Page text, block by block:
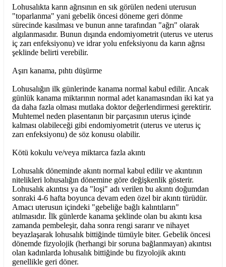
Lohusalıkta karın ağrısının en sık görülen nedeni uterusun
"toparlanma" yani gebelik öncesi döneme geri dönme
sürecinde kasılması ve bunun anne tarafından "ağrı" olarak
algılanmasıdır. Bunun dışında endomiyometrit (uterus ve uterus
iç zarı enfeksiyonu) ve idrar yolu enfeksiyonu da karın ağrısı
şeklinde belirti verebilir.
Aşırı kanama, pıhtı düşürme
Lohusalığın ilk günlerinde kanama normal kabul edilir. Ancak
günlük kanama miktarının normal adet kanamasından iki kat ya
da daha fazla olması mutlaka doktor değerlendirmesi gerektirir.
Muhtemel neden plasentanın bir parçasının uterus içinde
kalması olabileceği gibi endomiyometrit (uterus ve uterus iç
zarı enfeksiyonu) de söz konusu olabilir.
Kötü kokulu ve/veya miktarca fazla akıntı
Lohusalık döneminde akıntı normal kabul edilir ve akıntının
nitelikleri lohusalığın dönemine göre değişkenlik gösterir.
Lohusalık akıntısı ya da "loşi" adı verilen bu akıntı doğumdan
sonraki 4-6 hafta boyunca devam eden özel bir akıntı türüdür.
Amacı uterusun içindeki "gebeliğe bağlı kalıntıların"
atılmasıdır. İlk günlerde kanama şeklinde olan bu akıntı kısa
zamanda pembeleşir, daha sonra rengi sararır ve nihayet
beyazlaşarak lohusalık bittiğinde tümüyle biter. Gebelik öncesi
dönemde fizyolojik (herhangi bir soruna bağlanmayan) akıntısı
olan kadınlarda lohusalık bittiğinde bu fizyolojik akıntı
genellikle geri döner.